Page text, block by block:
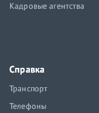
Кадровые агентства
Справка
Транспорт
Телефоны